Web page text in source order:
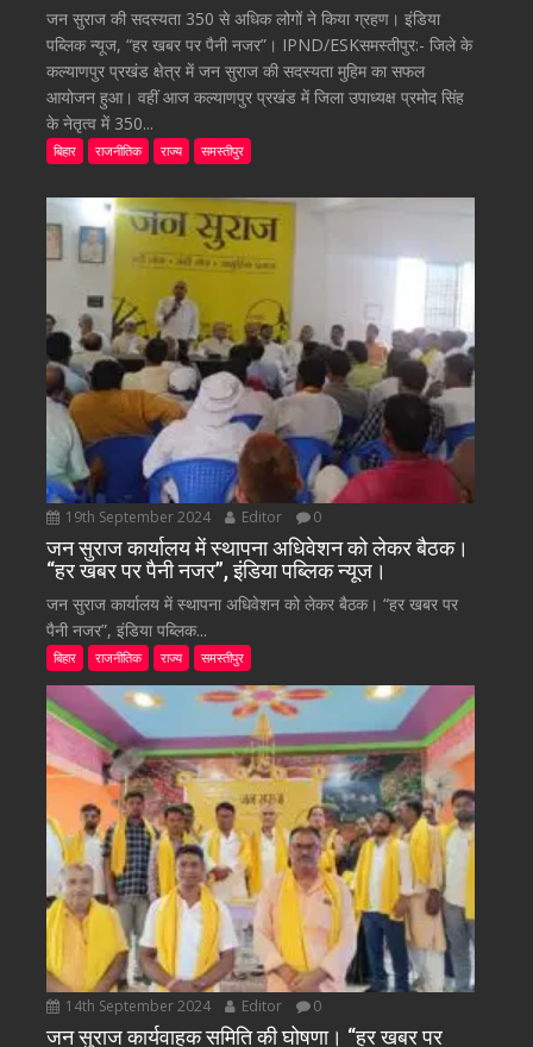
जन सुराज की सदस्यता 350 से अधिक लोगों ने किया ग्रहण। इंडिया
पब्लिक न्यूज, “हर खबर पर पैनी नजर”। IPND/ESKसमस्तीपुर:- जिले के
कल्याणपुर प्रखंड क्षेत्र में जन सुराज की सदस्यता मुहिम का सफल
आयोजन हुआ। वहीं आज कल्याणपुर प्रखंड में जिला उपाध्यक्ष प्रमोद सिंह
के नेतृत्व में 350...
बिहार राजनीतिक राज्य समस्तीपुर
19th September 2024 Editor 0
जन सुराज कार्यालय में स्थापना अधिवेशन को लेकर बैठक।
“हर खबर पर पैनी नजर”, इंडिया पब्लिक न्यूज।
जन सुराज कार्यालय में स्थापना अधिवेशन को लेकर बैठक। “हर खबर पर
पैनी नजर”, इंडिया पब्लिक...
बिहार राजनीतिक राज्य समस्तीपुर
14th September 2024 Editor 0
जन सुराज कार्यवाहक समिति की घोषणा। “हर खबर पर